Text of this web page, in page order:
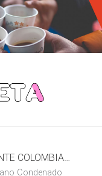
ÁLVARO URIBE: PRIMER EXPRESIDENTE COLOMBIANO CONDENADO
Condenado